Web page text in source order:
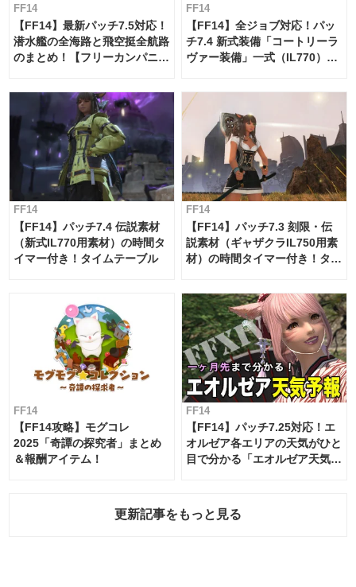
FF14
【FF14】最新パッチ7.5対応！
潜水艦の全海路と飛空挺全航路
のまとめ！【フリーカンパニ
FF14
【FF14】全ジョブ対応！パッ
チ7.4 新式装備「コートリーラ
ヴァー装備」一式（IL770）の
FF14
【FF14】パッチ7.4 伝説素材
（新式IL770用素材）の時間タ
イマー付き！タイムテーブル
FF14
【FF14】パッチ7.3 刻限・伝
説素材（ギャザクラIL750用素
材）の時間タイマー付き！タイ
FF14
【FF14攻略】モグコレ
2025「奇譚の探究者」まとめ
＆報酬アイテム！
FF14
【FF14】パッチ7.25対応！エ
オルゼア各エリアの天気がひと
目で分かる「エオルゼア天気予
更新記事をもっと見る